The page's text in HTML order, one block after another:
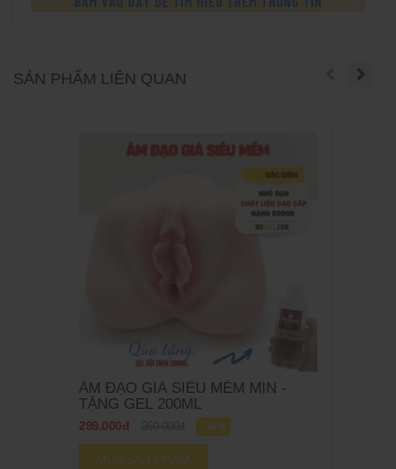
SẢN PHẨM LIÊN QUAN
ÂM ĐẠO GIẢ SIÊU MỀM MỊN -
TẶNG GEL 200ML
299.000đ -16%
MUA SẢN PHẨM